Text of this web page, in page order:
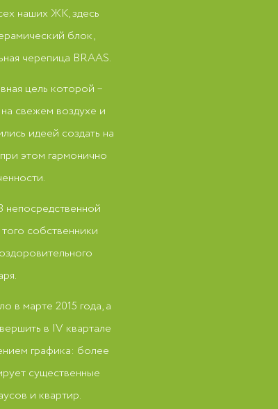
наших ЖК, здесь
блок,
черепица BRAAS.
цель которой –
свежем воздухе и
идеей создать на
этом гармонично
непосредственной
собственники
в марте 2015 года, а
в IV квартале
графика: более
существенные
и квартир.